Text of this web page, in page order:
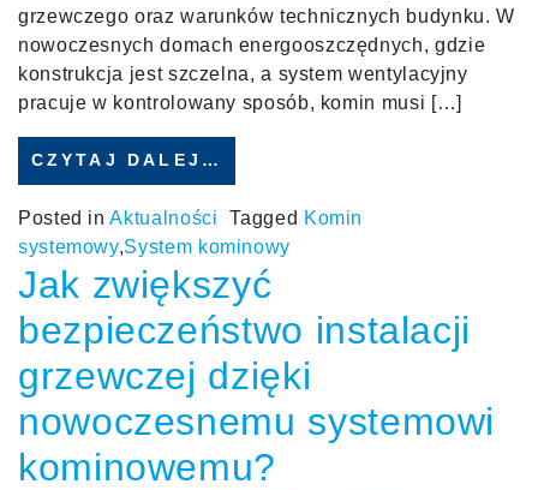
grzewczego oraz warunków technicznych budynku. W
nowoczesnych domach energooszczędnych, gdzie
konstrukcja jest szczelna, a system wentylacyjny
pracuje w kontrolowany sposób, komin musi […]
CZYTAJ DALEJ…
Posted inAktualności Tagged Komin
systemowy,System kominowy
Jak zwiększyć
bezpieczeństwo instalacji
grzewczej dzięki
nowoczesnemu systemowi
kominowemu?